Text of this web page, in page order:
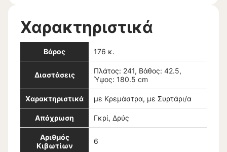
Χαρακτηριστικά
Βάρος 176 κ.
Διαστάσεις
Πλάτος: 241, Βάθος: 42.5,
Ύψος: 180.5 cm
Χαρακτηριστικά με Κρεμάστρα, με Συρτάρι/α
Απόχρωση Γκρί, Δρύς
Αριθμός
Κιβωτίων
6